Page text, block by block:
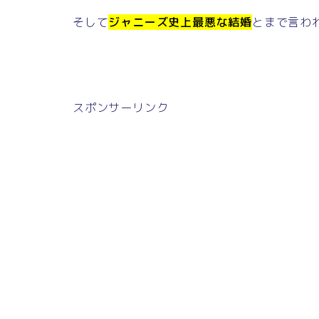
そしてジャニーズ史上最悪な結婚とまで言わ
スポンサーリンク